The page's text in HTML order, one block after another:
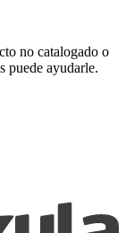
no catalogado o
puede ayudarle.